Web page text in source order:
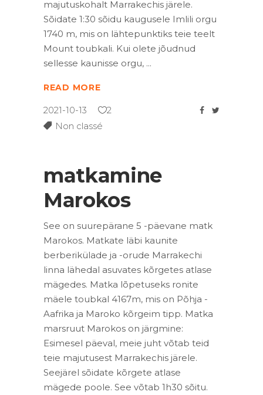
majutuskohalt Marrakechis järele.
Sõidate 1:30 sõidu kaugusele Imlili orgu
1740 m, mis on lähtepunktiks teie teelt
Mount toubkali. Kui olete jõudnud
sellesse kaunisse orgu,
READ MORE
2021-10-13
2
Non classé
matkamine
Marokos
See on suurepärane 5 -päevane matk
Marokos. Matkate läbi kaunite
berberikülade ja -orude Marrakechi
linna lähedal asuvates kõrgetes atlase
mägedes. Matka lõpetuseks ronite
mäele toubkal 4167m, mis on Põhja -
Aafrika ja Maroko kõrgeim tipp. Matka
marsruut Marokos on järgmine:
Esimesel päeval, meie juht võtab teid
teie majutusest Marrakechis järele.
Seejärel sõidate kõrgete atlase
mägede poole. See võtab 1h30 sõitu.